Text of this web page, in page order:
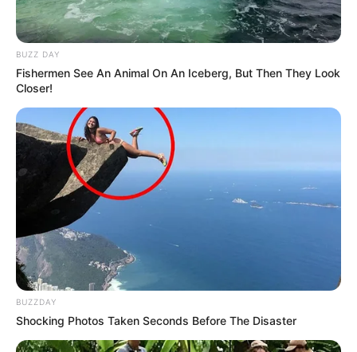
BUZZ DAY
Fishermen See An Animal On An Iceberg, But Then They Look
Closer!
BUZZDAY
Shocking Photos Taken Seconds Before The Disaster